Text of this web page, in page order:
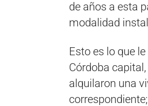
de años a esta
modalidad
Esto es lo que
Córdoba
alquilaron una